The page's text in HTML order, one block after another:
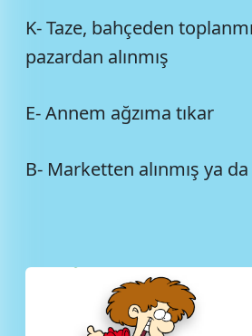
K- Taze, bahçeden
pazardan alınmış
E- Annem ağzıma tıkar
B- Marketten alınmış ya